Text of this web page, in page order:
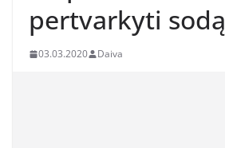
pertvarkyti sodą
03.03.2020 Daiva